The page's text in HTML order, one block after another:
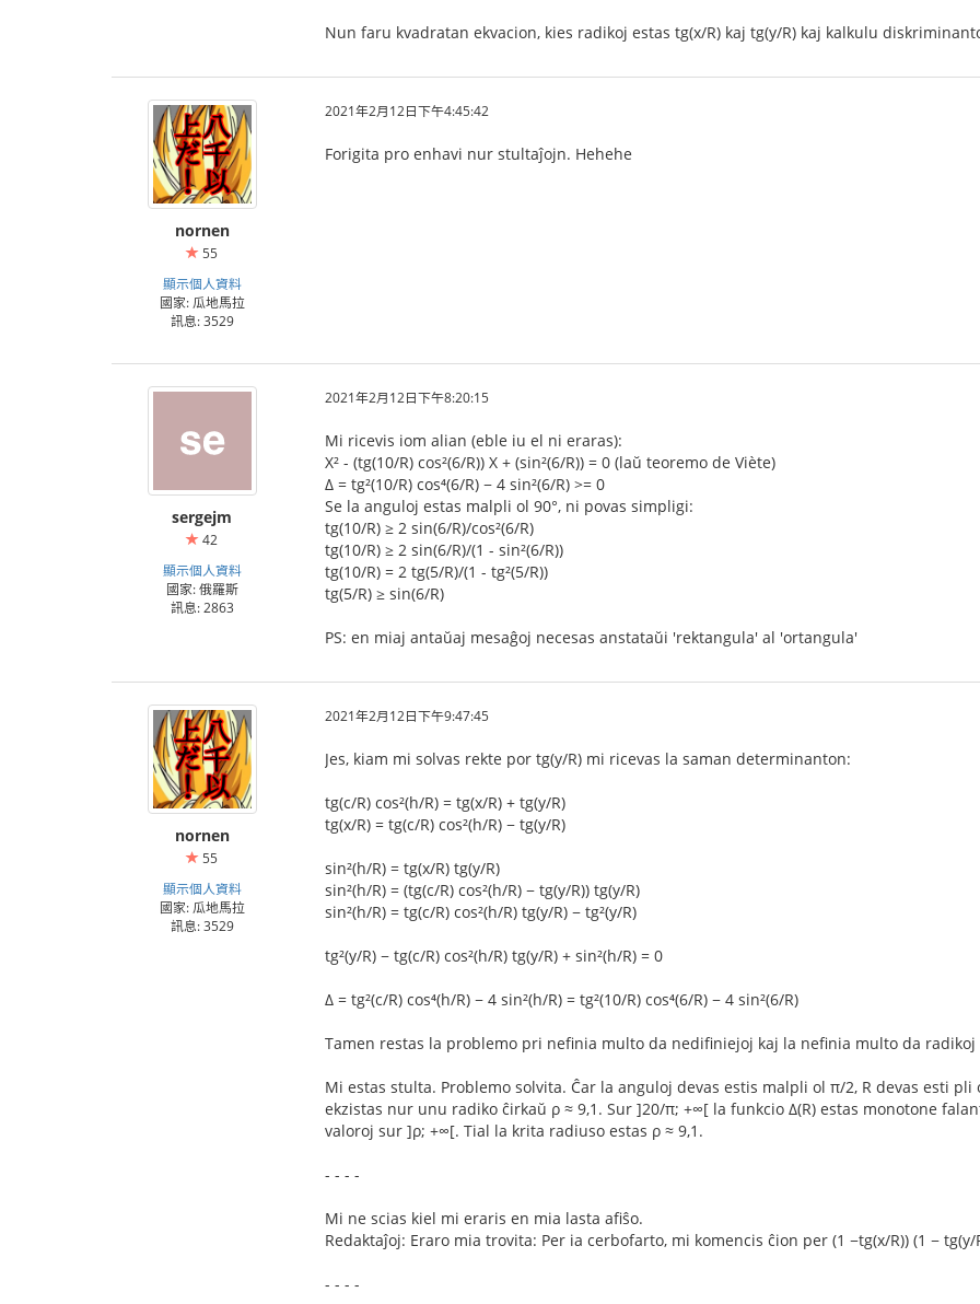
Nun faru kvadratan ekvacion, kies radikoj estas tg(x/R) kaj tg(y/R) kaj kalkulu
nornen
55
顯示個人資料
國家: 瓜地馬拉
訊息: 3529
2021年2月12日下午4:45:42
Forigita pro enhavi nur stultaĵojn. Hehehe
sergejm
42
顯示個人資料
國家: 俄羅斯
訊息: 2863
2021年2月12日下午8:20:15
Mi ricevis iom alian (eble iu el ni eraras):
X² - (tg(10/R) cos²(6/R)) X + (sin²(6/R)) = 0 (laŭ teoremo de Viète)
Δ = tg²(10/R) cos⁴(6/R) − 4 sin²(6/R) >= 0
Se la anguloj estas malpli ol 90°, ni povas simpligi:
tg(10/R) ≥ 2 sin(6/R)/cos²(6/R)
tg(10/R) ≥ 2 sin(6/R)/(1 - sin²(6/R))
tg(10/R) = 2 tg(5/R)/(1 - tg²(5/R))
tg(5/R) ≥ sin(6/R)
PS: en miaj antaŭaj mesaĝoj necesas anstataŭi 'rektangula' al 'ortangula'
nornen
55
顯示個人資料
國家: 瓜地馬拉
訊息: 3529
2021年2月12日下午9:47:45
Jes, kiam mi solvas rekte por tg(y/R) mi ricevas la saman determinanton:
tg(c/R) cos²(h/R) = tg(x/R) + tg(y/R)
tg(x/R) = tg(c/R) cos²(h/R) − tg(y/R)
sin²(h/R) = tg(x/R) tg(y/R)
sin²(h/R) = (tg(c/R) cos²(h/R) − tg(y/R)) tg(y/R)
sin²(h/R) = tg(c/R) cos²(h/R) tg(y/R) − tg²(y/R)
tg²(y/R) − tg(c/R) cos²(h/R) tg(y/R) + sin²(h/R) = 0
Δ = tg²(c/R) cos⁴(h/R) − 4 sin²(h/R) = tg²(10/R) cos⁴(6/R) − 4 sin²(6/R)
Tamen restas la problemo pri nefinia multo da nedifiniejoj kaj la nefinia multo da
Mi estas stulta. Problemo solvita. Ĉar la anguloj devas estis malpli ol π/2, R devas esti
ekzistas nur unu radiko ĉirkaŭ ρ ≈ 9,1. Sur ]20/π; +∞[ la funkcio Δ(R) estas monotone
valoroj sur ]ρ; +∞[. Tial la krita radiuso estas ρ ≈ 9,1.
- - - -
Mi ne scias kiel mi eraris en mia lasta afiŝo.
Redaktaĵoj: Eraro mia trovita: Per ia cerbofarto, mi komencis ĉion per (1 −tg(x/R)) (1 − tg(y/
- - - -